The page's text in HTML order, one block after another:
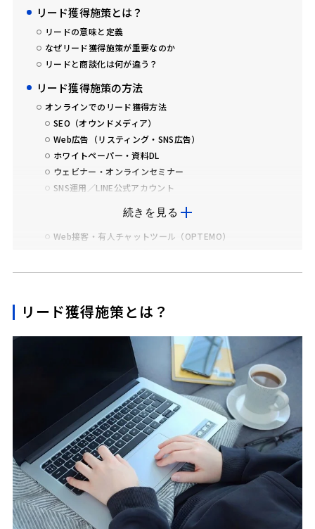
リード獲得施策とは？
リードの意味と定義
なぜリード獲得施策が重要なのか
リードと商談化は何が違う？
リード獲得施策の方法
オンラインでのリード獲得方法
SEO（オウンドメディア）
Web広告（リスティング・SNS広告）
ホワイトペーパー・資料DL
ウェビナー・オンラインセミナー
SNS運用／LINE公式アカウント
フォーム最適化（EFO）
Web接客・有人チャットツール（OPTEMO）
セミナー・講演会の開催
オンラインでリードを獲得した事例
事例①：デルタマーケティング株式会社
事例②：株式会社KiteRa
リード獲得の成功率を上げるポイント
「誰に・どの温度感で・どのタイミングで」接触するかが鍵
自動化ツールと人的対応の使い分けが重要
リアルタイム対応の重要性
まとめ
続きを見る
リード獲得施策とは？